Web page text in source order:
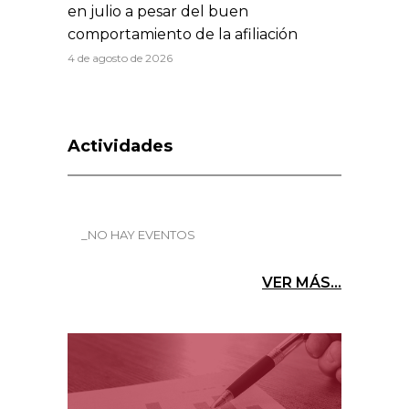
en julio a pesar del buen
comportamiento de la afiliación
4 de agosto de 2026
Actividades
_NO HAY EVENTOS
VER MÁS...